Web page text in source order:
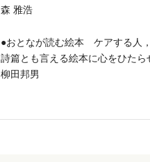
森 雅浩
●おとなが読む絵本 ケアする人
詩篇とも言える絵本に心をひたら
柳田邦男